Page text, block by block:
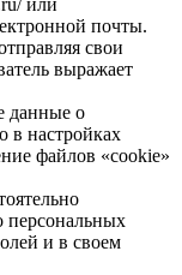
или
почты.
свои
выражает
данные о
в настройках
файлов «cookie»
персональных
и в своем